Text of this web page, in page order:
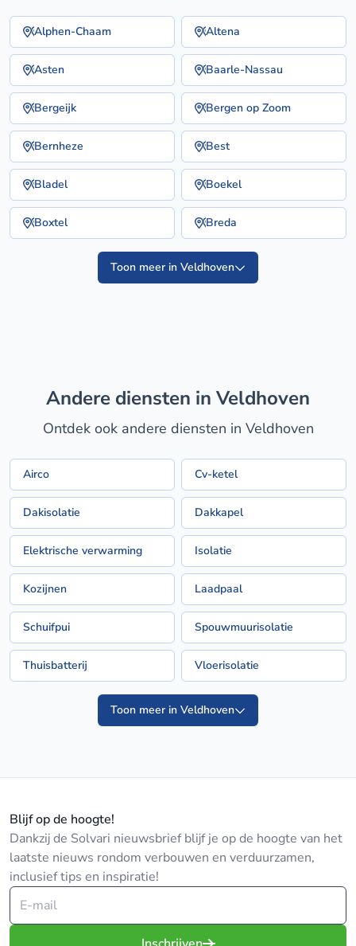
Alphen-Chaam Altena
Asten Baarle-Nassau
Bergeijk Bergen op Zoom
Bernheze Best
Bladel Boekel
Boxtel Breda
Toon meer in Veldhoven
Andere diensten in Veldhoven
Ontdek ook andere diensten in Veldhoven
Airco Cv-ketel
Dakisolatie Dakkapel
Elektrische verwarming Isolatie
Kozijnen Laadpaal
Schuifpui Spouwmuurisolatie
Thuisbatterij Vloerisolatie
Toon meer in Veldhoven
Blijf op de hoogte!
Dankzij de Solvari nieuwsbrief blijf je op de hoogte van het
laatste nieuws rondom verbouwen en verduurzamen,
inclusief tips en inspiratie!